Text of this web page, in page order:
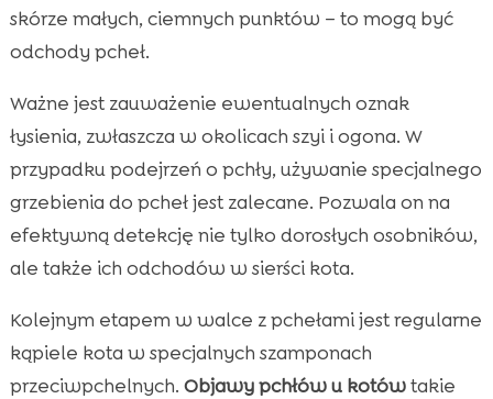
skórze małych, ciemnych punktów – to mogą być
odchody pcheł.
Ważne jest zauważenie ewentualnych oznak
łysienia, zwłaszcza w okolicach szyi i ogona. W
przypadku podejrzeń o pchły, używanie specjalnego
grzebienia do pcheł jest zalecane. Pozwala on na
efektywną detekcję nie tylko dorosłych osobników,
ale także ich odchodów w sierści kota.
Kolejnym etapem w walce z pchełami jest regularne
kąpiele kota w specjalnych szamponach
przeciwpchelnych. Objawy pchłów u kotówtakie